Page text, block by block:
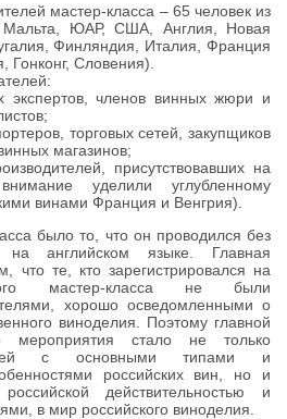
мастер-класса – 65 человек из
Мальта, ЮАР, США, Англия, Новая
Финляндия, Италия, Франция
Словения).
экспертов, членов винных жюри и
торговых сетей, закупщиков
магазинов;
присутствовавших на
уделили углубленному
винами Франция и Венгрия).
было то, что он проводился без
на английском языке. Главная
что те, кто зарегистрировался на
мастер-класса не были
хорошо осведомленными о
виноделия. Поэтому главной
мероприятия стало не только
с основными типами и
российских вин, но и
действительностью и
в мир российского виноделия.